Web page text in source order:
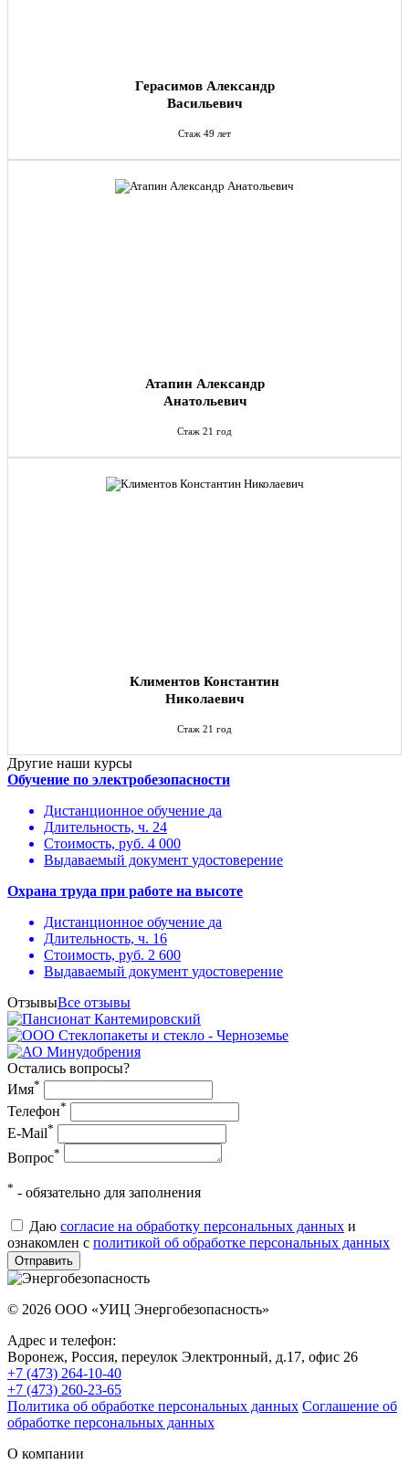
Герасимов Александр
Васильевич
Стаж 49 лет
Атапин Александр
Анатольевич
Стаж 21 год
Климентов Константин
Николаевич
Стаж 21 год
Другие наши курсы
Обучение по электробезопасности
Дистанционное обучение да
Длительность, ч. 24
Стоимость, руб. 4 000
Выдаваемый документ удостоверение
Охрана труда при работе на высоте
Дистанционное обучение да
Длительность, ч. 16
Стоимость, руб. 2 600
Выдаваемый документ удостоверение
ОтзывыВсе отзывы
Остались вопросы?
Имя*
Телефон*
E-Mail*
Вопрос*
* - обязательно для заполнения
Даю согласие на обработку персональных данных и
ознакомлен с политикой об обработке персональных данных
Отправить
© 2026 ООО «УИЦ Энергобезопасность»
Адрес и телефон:
Воронеж, Россия, переулок Электронный, д.17, офис 26
+7 (473) 264-10-40
+7 (473) 260-23-65
Политика об обработке персональных данных Соглашение об
обработке персональных данных
О компании